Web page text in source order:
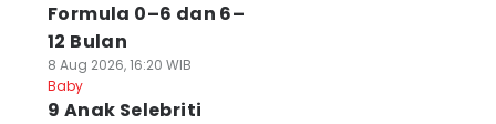
Formula 0–6 dan 6–
12 Bulan
8 Aug 2026, 16:20 WIB
Baby
9 Anak Selebriti